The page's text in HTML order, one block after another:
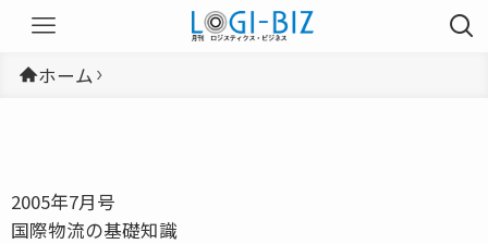
ホーム
2005年7月号
国際物流の基礎知識